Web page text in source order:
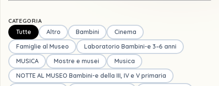
CATEGORIA
Tutte
Altro Bambini
Cinema
Famiglie al Museo
Laboratorio Bambini-e 3–6 anni
MUSICA
Mostre e musei
Musica
NOTTE AL MUSEO Bambini-e della III, IV e V primaria